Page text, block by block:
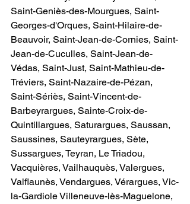
Saint-Geniès-des-Mourgues, Saint-
Georges-d'Orques, Saint-Hilaire-de-
Beauvoir, Saint-Jean-de-Cornies, Saint-
Jean-de-Cuculles, Saint-Jean-de-
Védas, Saint-Just, Saint-Mathieu-de-
Tréviers, Saint-Nazaire-de-Pézan,
Saint-Sériès, Saint-Vincent-de-
Barbeyrargues, Sainte-Croix-de-
Quintillargues, Saturargues, Saussan,
Saussines, Sauteyrargues, Sète,
Sussargues, Teyran, Le Triadou,
Vacquières, Vailhauquès, Valergues,
Valflaunès, Vendargues, Vérargues, Vic-
la-Gardiole Villeneuve-lès-Maguelone,